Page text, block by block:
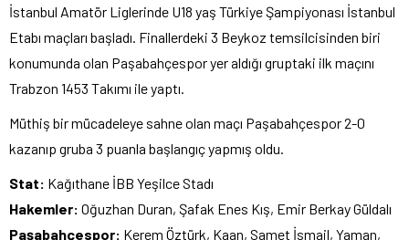
İstanbul Amatör Liglerinde U18 yaş Türkiye Şampiyonası İstanbul
Etabı maçları başladı. Finallerdeki 3 Beykoz temsilcisinden biri
konumunda olan Paşabahçespor yer aldığı gruptaki ilk maçını
Trabzon 1453 Takımı ile yaptı.
Müthiş bir mücadeleye sahne olan maçı Paşabahçespor 2-0
kazanıp gruba 3 puanla başlangıç yapmış oldu.
Stat: Kağıthane İBB Yeşilce Stadı
Hakemler: Oğuzhan Duran, Şafak Enes Kış, Emir Berkay Güldalı
Paşabahçespor: Kerem Öztürk, Kaan, Samet İsmail, Yaman,